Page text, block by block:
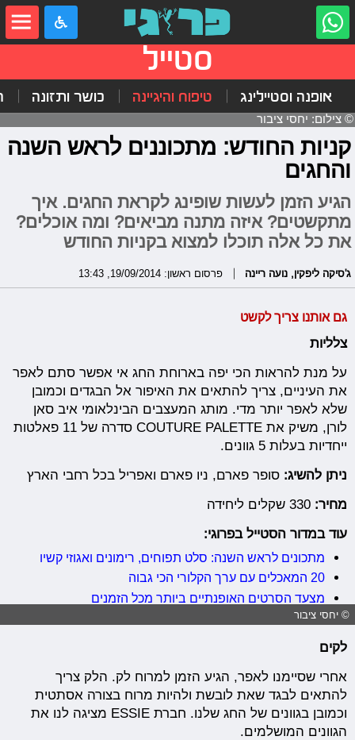
סטייל
אופנה וסטיילינג טיפוח והיגיינה כושר ותזונה
© צילום: יחסי ציבור
קניות החודש: מתכוננים לראש השנה
והחגים
הגיע הזמן לעשות שופינג לקראת החגים. איך
מתקשטים? איזה מתנה מביאים? ומה אוכלים?
את כל אלה תוכלו למצוא בקניות החודש
ג'סיקה ליפקין, נועה ריינה פרסום ראשון: 19/09/2014, 13:43
גם אותנו צריך לקשט
צלליות
על מנת להראות הכי יפה בארוחת החג אי אפשר סתם לאפר
את העיניים, צריך להתאים את האיפור אל הבגדים וכמובן
שלא לאפר יותר מדי. מותג המעצבים הבינלאומי איב סאן
לורן, משיק אתCOUTURE PALETTE
סדרה של 11 פאלטות
ייחדיות בעלות 5 גוונים.
ניתן להשיג: סופר פארם, ניו פארם ואפריל בכל רחבי הארץ
מחיר: 330 שקלים ליחידה
עוד במדור הסטייל בפרוגי:
מתכונים לראש השנה: סלט תפוחים, רימונים ואגוזי קשיו
20 המאכלים עם ערך הקלורי הכי גבוה
מצעד הסרטים האופנתיים ביותר מכל הזמנים
© יחסי ציבור
לקים
אחרי שסיימנו לאפר, הגיע הזמן למרוח לק. הלק צריך
להתאים לבגד שאת לובשת ולהיות מרוח בצורה אסתטית
וכמובן בגוונים של החג שלנו. חברת ESSIE מציגה לנו את
הגוונים המושלמים.